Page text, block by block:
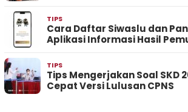
TIPS
Cara Daftar Siwaslu dan
Aplikasi Informasi Hasil
TIPS
Tips Mengerjakan Soal SKD
Cepat Versi Lulusan CPNS